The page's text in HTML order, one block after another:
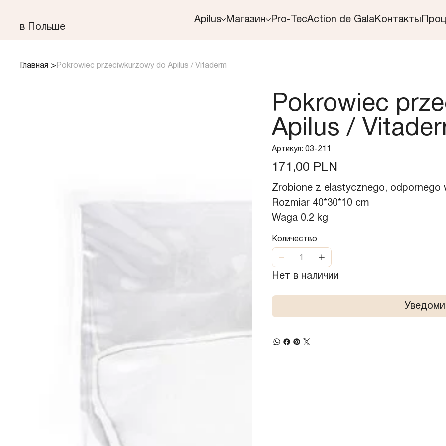
​в Польше
Apilus Магазин Pro-TecAction de GalaКонтакты
Главная > Pokrowiec przeciwkurzowy do Apilus / Vitaderm
Pokrowiec
Apilus /
Артикул: Артикул:
03-
03-211
Цена
171,00 PLN
Zrobione z elastycznego, odpornego
Rozmiar 40*30*10 cm
Waga 0.2 kg
Количество
Нет в наличии